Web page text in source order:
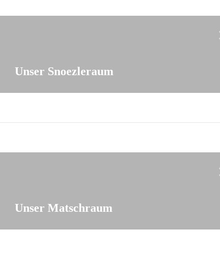
Unser Snoezleraum
Unser Matschraum